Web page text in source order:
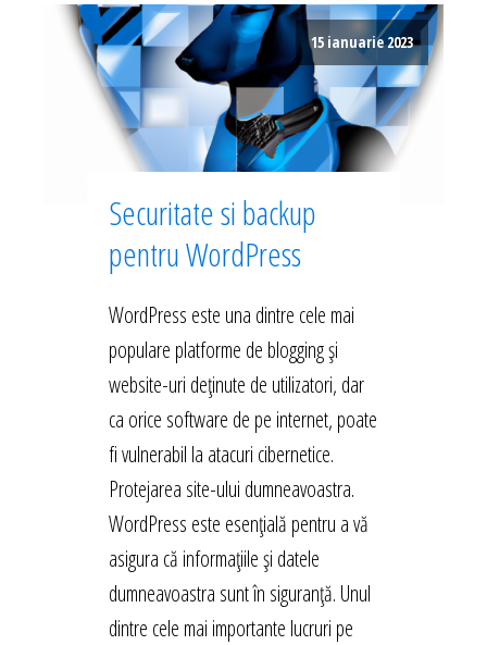
15 ianuarie 2023
Securitate si backup
pentru WordPress
WordPress este una dintre cele mai
populare platforme de blogging și
website-uri deținute de utilizatori, dar
ca orice software de pe internet, poate
fi vulnerabil la atacuri cibernetice.
Protejarea site-ului dumneavoastra.
WordPress este esențială pentru a vă
asigura că informațiile și datele
dumneavoastra sunt în siguranță. Unul
dintre cele mai importante lucruri pe